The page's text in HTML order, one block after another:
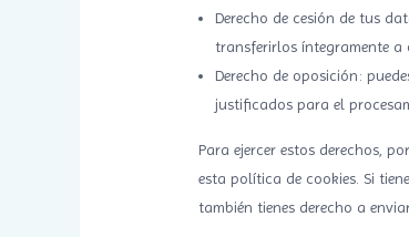
Derecho de cesión de tus
transferirlos íntegramente
Derecho de oposición:
justificados para el
Para ejercer estos derechos,
esta política de cookies. Si
también tienes derecho a